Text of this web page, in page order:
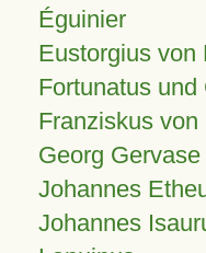
Éguinier
Eustorgius von
Fortunatus und
Franziskus von
Georg Gervase
Johannes
Johannes